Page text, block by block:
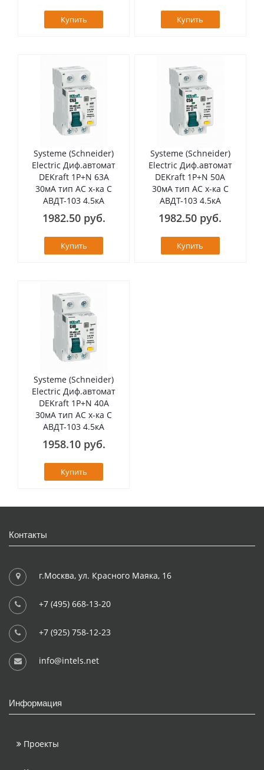
Купить Купить
Systeme (Schneider)
Electric Диф.автомат
DEKraft 1Р+N 63А
30мА тип AC х-ка C
АВДТ-103 4.5кА
1982.50 руб.
Купить
Systeme (Schneider)
Electric Диф.автомат
DEKraft 1Р+N 50А
30мА тип AC х-ка C
АВДТ-103 4.5кА
1982.50 руб.
Купить
Systeme (Schneider)
Electric Диф.автомат
DEKraft 1Р+N 40А
30мА тип AC х-ка C
АВДТ-103 4.5кА
1958.10 руб.
Купить
Контакты
г.Москва, ул. Красного Маяка, 16
+7 (495) 668-13-20
+7 (925) 758-12-23
info@intels.net
Информация
Проекты